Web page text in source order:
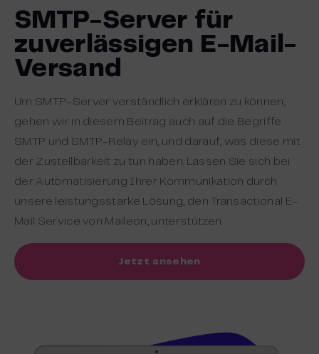
SMTP-Server für
zuverlässigen E-Mail-
Versand
Um SMTP-Server verständlich erklären zu können,
gehen wir in diesem Beitrag auch auf die Begriffe
SMTP und SMTP-Relay ein, und darauf, was diese mit
der Zustellbarkeit zu tun haben. Lassen Sie sich bei
der Automatisierung Ihrer Kommunikation durch
unsere leistungsstarke Lösung, den Transactional E-
Mail Service von Maileon, unterstützen.
Jetzt ansehen